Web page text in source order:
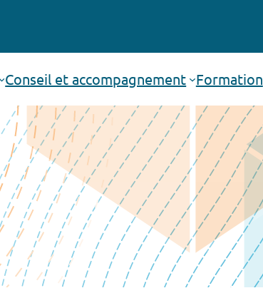
Conseil et accompagnement Formation